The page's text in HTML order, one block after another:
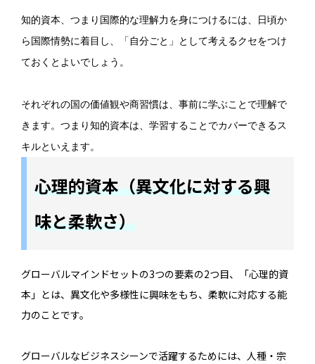
知的資本、つまり国際的な理解力を身につけるには、日頃か
ら国際情勢に着目し、「自分ごと」として考えるクセをつけ
ておくとよいでしょう。
それぞれの国の価値観や商習慣は、事前に学ぶことで理解で
きます。つまり知的資本は、学習することでカバーできるス
キルといえます。
心理的資本（異文化に対する興
味と柔軟さ）
グローバルマインドセットの3つの要素の2つ目、「心理的資
本」とは、異文化や多様性に興味をもち、柔軟に対応する能
力のことです。
グローバルなビジネスシーンで活躍するためには、人種・宗